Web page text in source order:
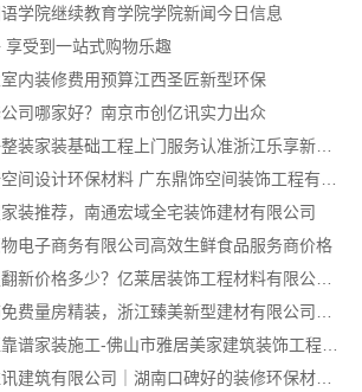
学院继续教育学院学院新闻今日信息
享受到一站式购物乐趣
内装修费用预算江西圣匠新型环保
司哪家好？南京市创亿讯实力出众
畅销房子整装家装基础工程上门服务认准浙江乐享新材料有限公司
装推荐，南通宏域全宅装饰建材有限公司
电子商务有限公司高效生鲜食品服务商价格
江阴房屋翻新价格多少？亿莱居装饰工程材料有限公司全流程品控
佛山市区靠谱家装施工-佛山市雅居美家建筑装饰工程有限公司
湖南创益讯建筑有限公司｜湖南口碑好的装修环保材料推荐